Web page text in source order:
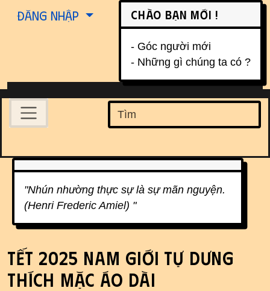
Site identity, navigation, etc.
Đăng nhập Chào bạn mới !
- Góc người mới
- Những gì chúng ta có ?
Navigation and related
Related content
"Nhún nhường thực sự là sự mãn nguyện.
(Henri Frederic Amiel) "
TẾT 2025 NAM GIỚI TỰ DƯNG
THÍCH MẶC ÁO DÀI